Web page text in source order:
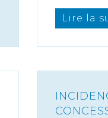
Lire la